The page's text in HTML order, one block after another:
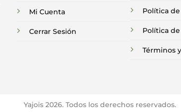
Mi Cuenta
Cerrar Sesión
Política
Política
Términos
Yajois 2026. Todos los derechos reservados.